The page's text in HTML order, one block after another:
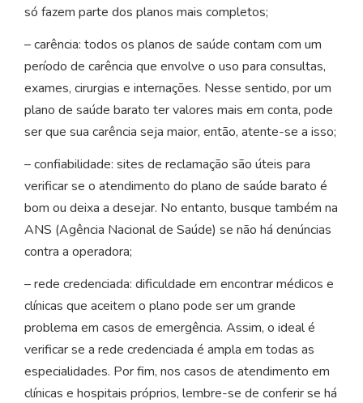
só fazem parte dos planos mais completos;
– carência: todos os planos de saúde contam com um
período de carência que envolve o uso para consultas,
exames, cirurgias e internações. Nesse sentido, por um
plano de saúde barato ter valores mais em conta, pode
ser que sua carência seja maior, então, atente-se a isso;
– confiabilidade: sites de reclamação são úteis para
verificar se o atendimento do plano de saúde barato é
bom ou deixa a desejar. No entanto, busque também na
ANS (Agência Nacional de Saúde) se não há denúncias
contra a operadora;
– rede credenciada: dificuldade em encontrar médicos e
clínicas que aceitem o plano pode ser um grande
problema em casos de emergência. Assim, o ideal é
verificar se a rede credenciada é ampla em todas as
especialidades. Por fim, nos casos de atendimento em
clínicas e hospitais próprios, lembre-se de conferir se há